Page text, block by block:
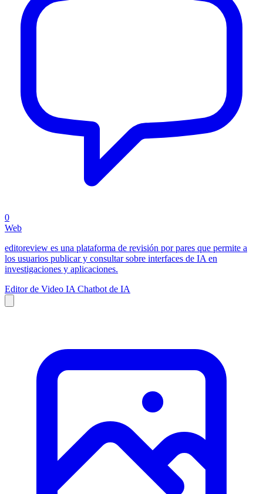
0
Web
editoreview es una plataforma de revisión por pares que permite a
los usuarios publicar y consultar sobre interfaces de IA en
investigaciones y aplicaciones.
Editor de Video IA Chatbot de IA